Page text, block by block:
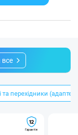
все
та перехідники
12
Гарантія